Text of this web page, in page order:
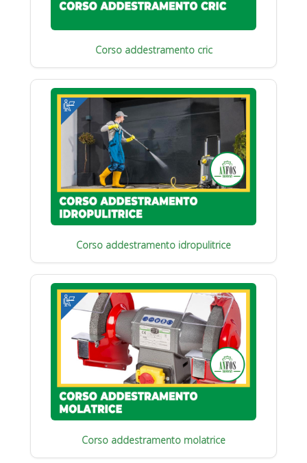
Corso addestramento cric
Corso addestramento idropulitrice
Corso addestramento molatrice